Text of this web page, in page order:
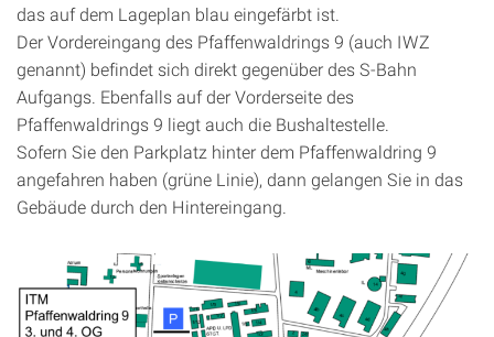
das auf dem Lageplan blau eingefärbt ist.
Der Vordereingang des Pfaffenwaldrings 9 (auch IWZ
genannt) befindet sich direkt gegenüber des S-Bahn
Aufgangs. Ebenfalls auf der Vorderseite des
Pfaffenwaldrings 9 liegt auch die Bushaltestelle.
Sofern Sie den Parkplatz hinter dem Pfaffenwaldring 9
angefahren haben (grüne Linie), dann gelangen Sie in das
Gebäude durch den Hintereingang.